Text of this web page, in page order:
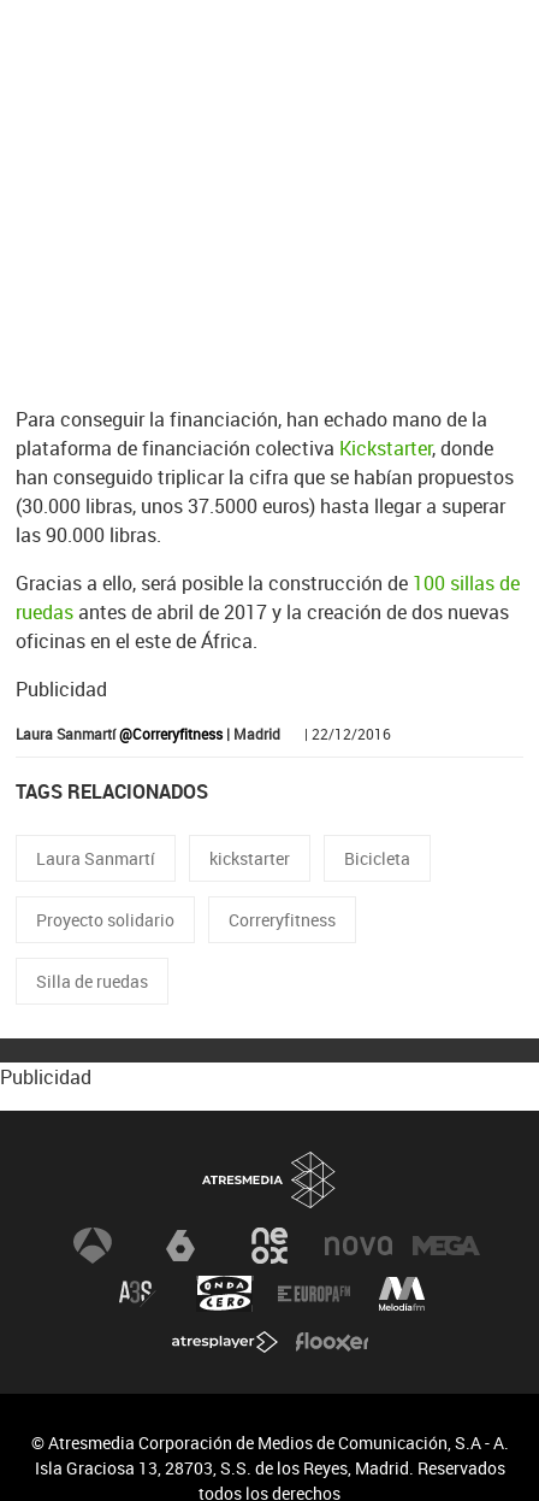
Para conseguir la financiación, han echado mano de la
plataforma de financiación colectiva Kickstarter, donde
han conseguido triplicar la cifra que se habían propuestos
(30.000 libras, unos 37.5000 euros) hasta llegar a superar
las 90.000 libras.
Gracias a ello, será posible la construcción de 100 sillas de
ruedasantes de abril de 2017 y la creación de dos nuevas
oficinas en el este de África.
Publicidad
Laura Sanmartí@Correryfitness| Madrid | 22/12/2016
TAGS RELACIONADOS
Laura Sanmartí kickstarter Bicicleta
Proyecto solidario Correryfitness
Silla de ruedas
Publicidad
© Atresmedia Corporación de Medios de Comunicación, S.A - A.
Isla Graciosa 13, 28703, S.S. de los Reyes, Madrid. Reservados
todos los derechos